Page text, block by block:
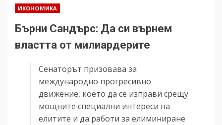
ИКОНОМИКА
Бърни Сандърс: Да си върнем
властта от милиардерите
Сенаторът призовава за
международно прогресивно
движение, което да се изправи срещу
мощните специални интереси на
елитите и да работи за елиминиране